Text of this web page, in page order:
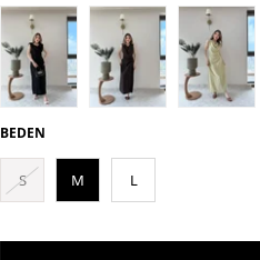
BEDEN
S M L